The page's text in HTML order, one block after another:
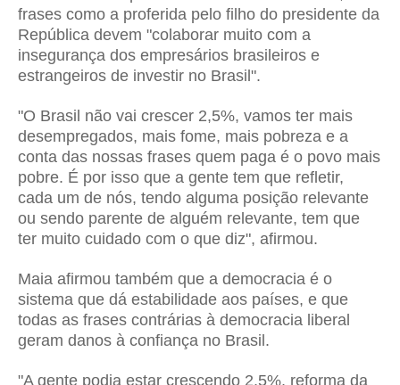
frases como a proferida pelo filho do presidente da
República devem "colaborar muito com a
insegurança dos empresários brasileiros e
estrangeiros de investir no Brasil".
"O Brasil não vai crescer 2,5%, vamos ter mais
desempregados, mais fome, mais pobreza e a
conta das nossas frases quem paga é o povo mais
pobre. É por isso que a gente tem que refletir,
cada um de nós, tendo alguma posição relevante
ou sendo parente de alguém relevante, tem que
ter muito cuidado com o que diz", afirmou.
Maia afirmou também que a democracia é o
sistema que dá estabilidade aos países, e que
todas as frases contrárias à democracia liberal
geram danos à confiança no Brasil.
"A gente podia estar crescendo 2,5%, reforma da